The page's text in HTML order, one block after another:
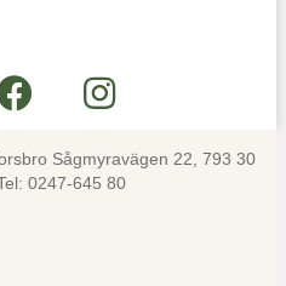
Sågmyravägen 22, 793 30
0247-645 80